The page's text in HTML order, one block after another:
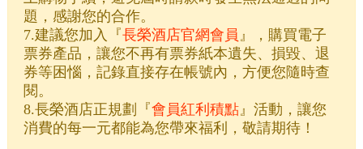
題，感謝您的合作。
7.建議您加入『長榮酒店官網會員 』，購買電子
票券產品，讓您不再有票券紙本遺失、損毀、退
券等困惱，記錄直接存在帳號內，方便您隨時查
閱。
8.長榮酒店正規劃『會員紅利積點』活動，讓您
消費的每一元都能為您帶來福利，敬請期待！